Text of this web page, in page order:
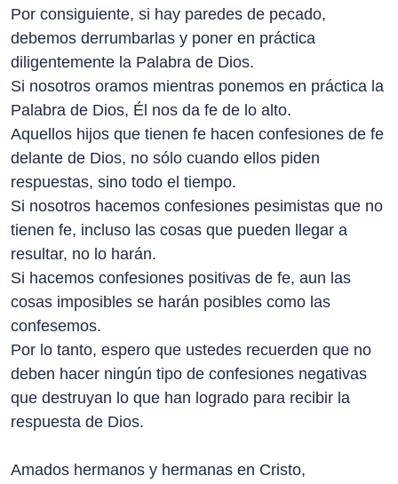
Por consiguiente, si hay paredes de pecado,
debemos derrumbarlas y poner en práctica
diligentemente la Palabra de Dios.
Si nosotros oramos mientras ponemos en práctica la
Palabra de Dios, Él nos da fe de lo alto.
Aquellos hijos que tienen fe hacen confesiones de fe
delante de Dios, no sólo cuando ellos piden
respuestas, sino todo el tiempo.
Si nosotros hacemos confesiones pesimistas que no
tienen fe, incluso las cosas que pueden llegar a
resultar, no lo harán.
Si hacemos confesiones positivas de fe, aun las
cosas imposibles se harán posibles como las
confesemos.
Por lo tanto, espero que ustedes recuerden que no
deben hacer ningún tipo de confesiones negativas
que destruyan lo que han logrado para recibir la
respuesta de Dios.
Amados hermanos y hermanas en Cristo,